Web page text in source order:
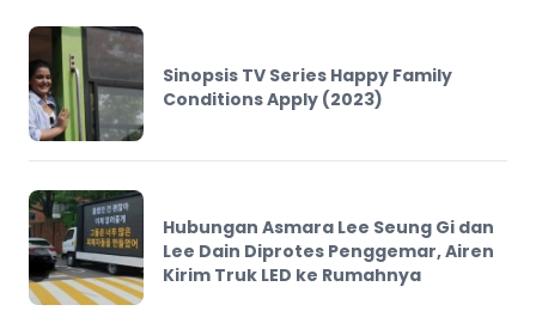
Sinopsis TV Series Happy Family
Conditions Apply (2023)
Hubungan Asmara Lee Seung Gi dan
Lee Dain Diprotes Penggemar, Airen
Kirim Truk LED ke Rumahnya